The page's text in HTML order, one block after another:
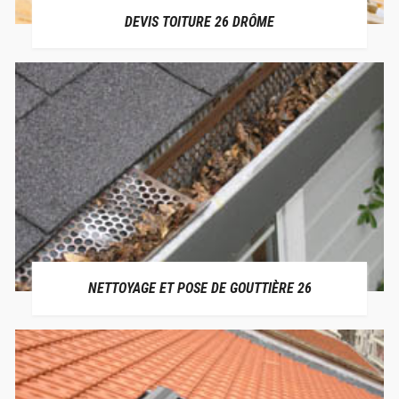
DEVIS TOITURE 26 DRÔME
NETTOYAGE ET POSE DE GOUTTIÈRE 26